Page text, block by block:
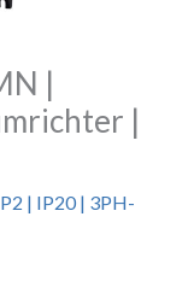
|
|
| IP20 | 3PH-